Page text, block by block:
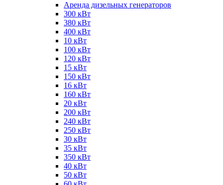
Аренда дизельных генераторов
300 кВт
380 кВт
400 кВт
10 кВт
100 кВт
120 кВт
15 кВт
150 кВт
16 кВт
160 кВт
20 кВт
200 кВт
240 кВт
250 кВт
30 кВт
35 кВт
350 кВт
40 кВт
50 кВт